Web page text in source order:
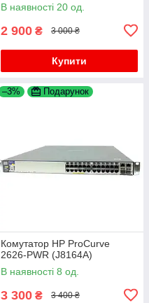
В наявності 20 од.
2 900 ₴ 3 000 ₴
Купити
–3% Подарунок
Комутатор HP ProCurve
2626-PWR (J8164A)
В наявності 8 од.
3 300 ₴ 3 400 ₴